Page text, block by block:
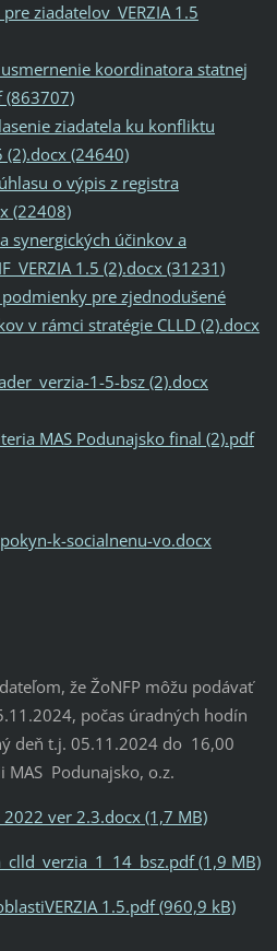
ziadatelov_VERZIA 1.5
koordinatora statnej
(863707)
ziadatela ku konfliktu
(2).docx (24640)
o výpis z registra
(22408)
synergických účinkov a
1.5 (2).docx (31231)
pre zjednodušené
v rámci stratégie CLLD (2).docx
1-5-bsz (2).docx
MAS Podunajsko final (2).pdf
k-socialnenu-vo.docx
že ŽoNFP môžu podávať
počas úradných hodín
deň t.j. 05.11.2024 do 16,00
Podunajsko, o.z.
ver 2.3.docx (1,7 MB)
(1,9 MB)
1.5.pdf (960,9 kB)